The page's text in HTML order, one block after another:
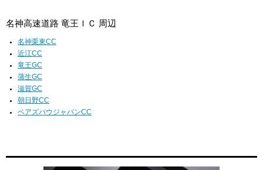
名神高速道路 竜王ＩＣ 周辺
名神栗東CC
近江CC
竜王GC
蒲生GC
滋賀GC
朝日野CC
ベアズパウジャパンCC